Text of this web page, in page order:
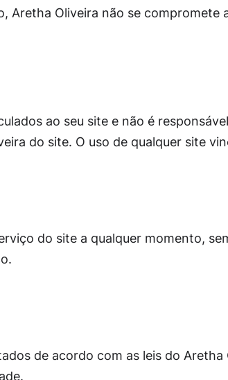
Aretha Oliveira não se compromete
ao seu site e não é
do site. O uso de qualquer site
do site a qualquer momento,
de acordo com as leis do